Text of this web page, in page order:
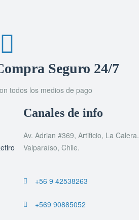
Seguro 24/7
todos los medios de pago
Canales de info
Av. Adrian #369, Artificio, La Calera.
Valparaíso, Chile.
+56 9 42538263
+569 90885052